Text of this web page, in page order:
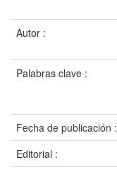
Autor :
Palabras clave :
Fecha de publicación :
Editorial :